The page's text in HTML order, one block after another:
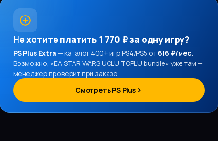
Не хотите платить 1 770 ₽за одну игру?
PS Plus Extra — каталог 400+ игр PS4/PS5 от616 ₽/мес.
Возможно, «EA STAR WARS UCLU TOPLU bundle» уже там —
менеджер проверит при заказе.
Смотреть PS Plus